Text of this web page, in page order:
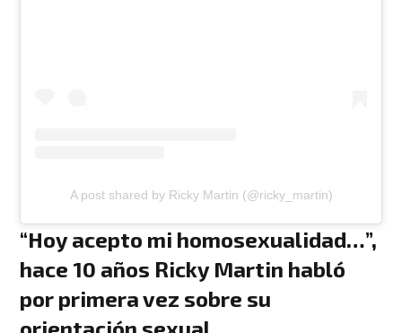
A post shared by Ricky Martin (@ricky_martin)
“Hoy acepto mi homosexualidad…”,
hace 10 años Ricky Martin habló
por primera vez sobre su